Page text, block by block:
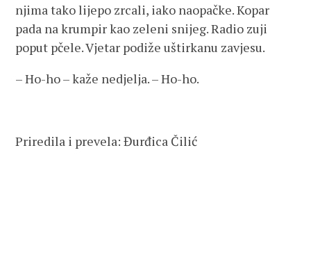
njima tako lijepo zrcali, iako naopačke. Kopar
pada na krumpir kao zeleni snijeg. Radio zuji
poput pčele. Vjetar podiže uštirkanu zavjesu.
– Ho-ho – kaže nedjelja. – Ho-ho.
Priredila i prevela: Đurđica Čilić